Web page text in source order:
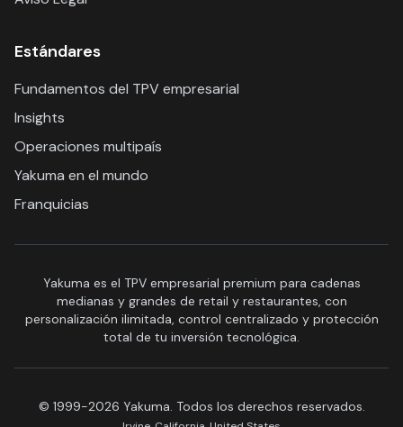
Estándares
Fundamentos del TPV empresarial
Insights
Operaciones multipaís
Yakuma en el mundo
Franquicias
Yakuma es el TPV empresarial premium para cadenas
medianas y grandes de retail y restaurantes, con
personalización ilimitada, control centralizado y protección
total de tu inversión tecnológica.
© 1999-2026 Yakuma. Todos los derechos reservados.